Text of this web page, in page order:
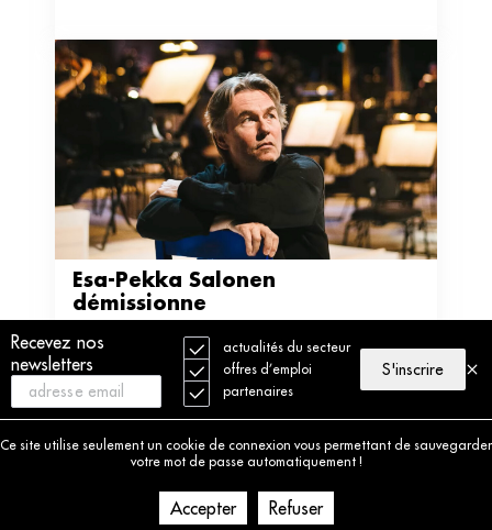
Recevez nos
newsletters
actualités du secteur
offres d’emploi
partenaires
S'inscrire
Ce site utilise seulement un cookie de connexion vous permettant de sauvegarder
votre mot de passe automatiquement !
Accepter Refuser
Esa-Pekka Salonen
démissionne
Au vu de la situation économique du San
Francisco Symphony, le chef d’orchestre
finlandais a décidé de ne pas renouveler son
contrat à l’issue de la saison 2024-2025.